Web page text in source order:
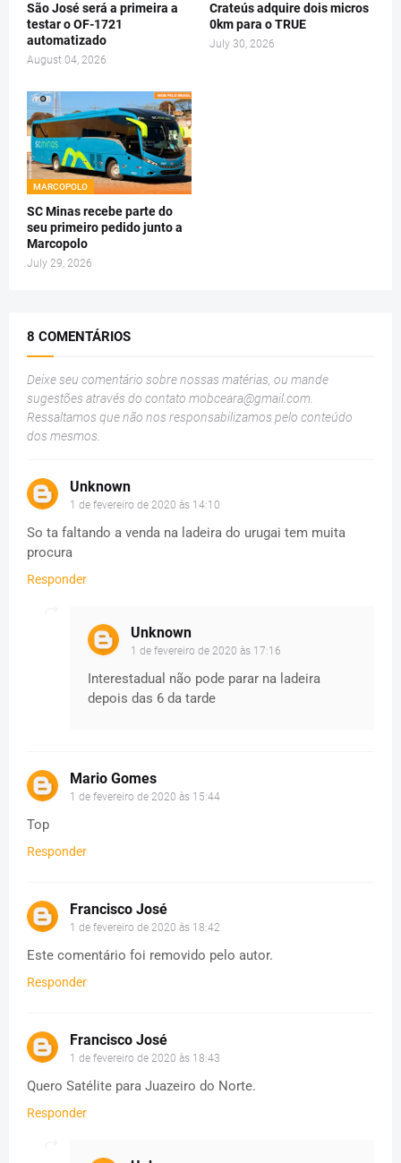
São José será a primeira a
testar o OF-1721
automatizado
August 04, 2026
Crateús adquire dois micros
0km para o TRUE
July 30, 2026
MARCOPOLO
SC Minas recebe parte do
seu primeiro pedido junto a
Marcopolo
July 29, 2026
8 COMENTÁRIOS
Deixe seu comentário sobre nossas matérias, ou mande
sugestões através do contato mobceara@gmail.com
Ressaltamos que não nos responsabilizamos pelo conteúdo
dos mesmos.
Unknown
1 de fevereiro de 2020 às 14:10
So ta faltando a venda na ladeira do urugai tem muita
procura
Responder
Unknown
1 de fevereiro de 2020 às 17:16
Interestadual não pode parar na ladeira
depois das 6 da tarde
Mario Gomes
1 de fevereiro de 2020 às 15:44
Top
Responder
Francisco José
1 de fevereiro de 2020 às 18:42
Este comentário foi removido pelo autor.
Responder
Francisco José
1 de fevereiro de 2020 às 18:43
Quero Satélite para Juazeiro do Norte.
Responder